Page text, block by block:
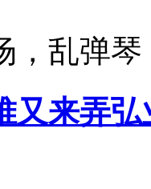
，乱弹
又来弄弘